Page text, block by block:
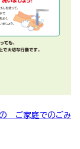
の ご家庭でのごみ